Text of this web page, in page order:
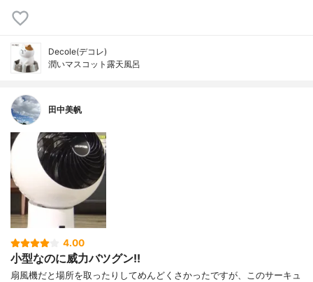
Decole(デコレ)
潤いマスコット露天風呂
田中美帆
4.00
小型なのに威力バツグン!!
扇風機だと場所を取ったりしてめんどくさかったですが、このサーキュ